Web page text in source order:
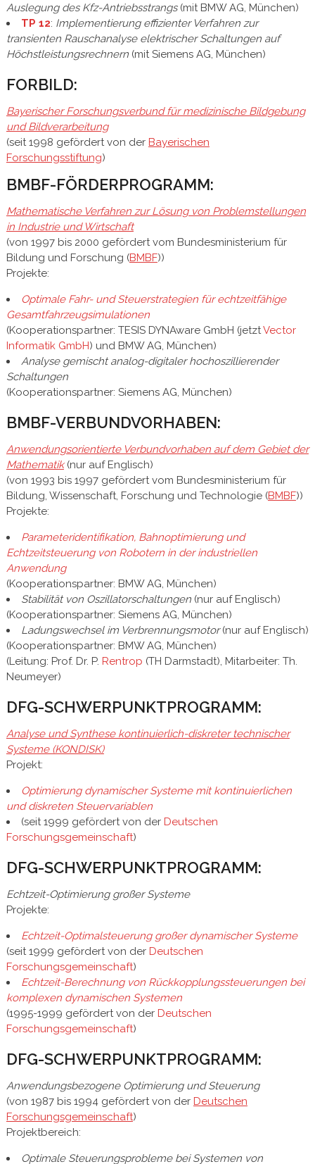
Auslegung des Kfz-Antriebsstrangs(mit BMW AG, München)
TP 12: Implementierung effizienter Verfahren zur
transienten Rauschanalyse elektrischer Schaltungen auf
Höchstleistungsrechnern(mit Siemens AG, München)
FORBILD:
Bayerischer Forschungsverbund für medizinische Bildgebung
und Bildverarbeitung
(seit 1998 gefördert von der Bayerischen
Forschungsstiftung)
BMBF-FÖRDERPROGRAMM:
Mathematische Verfahren zur Lösung von Problemstellungen
in Industrie und Wirtschaft
(von 1997 bis 2000 gefördert vom Bundesministerium für
Bildung und Forschung (BMBF))
Projekte:
Optimale Fahr- und Steuerstrategien für echtzeitfähige
Gesamtfahrzeugsimulationen
(Kooperationspartner: TESIS DYNAware GmbH (jetztVector
Informatik GmbH) und BMW AG, München)
Analyse gemischt analog-digitaler hochoszillierender
Schaltungen
(Kooperationspartner: Siemens AG, München)
BMBF-VERBUNDVORHABEN:
Anwendungsorientierte Verbundvorhaben auf dem Gebiet der
Mathematik(nur auf Englisch)
(von 1993 bis 1997 gefördert vom Bundesministerium für
Bildung, Wissenschaft, Forschung und Technologie (BMBF))
Projekte:
Parameteridentifikation, Bahnoptimierung und
Echtzeitsteuerung von Robotern in der industriellen
Anwendung
(Kooperationspartner: BMW AG, München)
Stabilität von Oszillatorschaltungen(nur auf Englisch)
(Kooperationspartner: Siemens AG, München)
Ladungswechsel im Verbrennungsmotor(nur auf Englisch)
(Kooperationspartner: BMW AG, München)
(Leitung: Prof. Dr. P. Rentrop (TH Darmstadt), Mitarbeiter: Th.
Neumeyer)
DFG-SCHWERPUNKTPROGRAMM:
Analyse und Synthese kontinuierlich-diskreter technischer
Systeme (KONDISK)
Projekt:
Optimierung dynamischer Systeme mit kontinuierlichen
und diskreten Steuervariablen
(seit 1999 gefördert von der Deutschen
Forschungsgemeinschaft)
DFG-SCHWERPUNKTPROGRAMM:
Echtzeit-Optimierung großer Systeme
Projekte:
Echtzeit-Optimalsteuerung großer dynamischer Systeme
(seit 1999 gefördert von der Deutschen
Forschungsgemeinschaft)
Echtzeit-Berechnung von Rückkopplungssteuerungen bei
komplexen dynamischen Systemen
(1995-1999 gefördert von der Deutschen
Forschungsgemeinschaft)
DFG-SCHWERPUNKTPROGRAMM:
Anwendungsbezogene Optimierung und Steuerung
(von 1987 bis 1994 gefördert von der Deutschen
Forschungsgemeinschaft)
Projektbereich:
Optimale Steuerungsprobleme bei Systemen von